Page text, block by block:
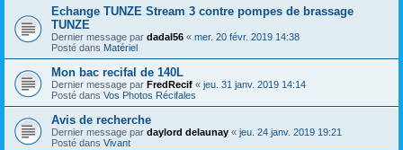
Echange TUNZE Stream 3 contre pompes de brassage
TUNZE
Dernier message par dadal56 « mer. 20 févr. 2019 14:38
Posté dans Matériel
Mon bac recifal de 140L
Dernier message par FredRecif « jeu. 31 janv. 2019 14:14
Posté dans Vos Photos Récifales
Avis de recherche
Dernier message par daylord delaunay « jeu. 24 janv. 2019 19:21
Posté dans Vivant